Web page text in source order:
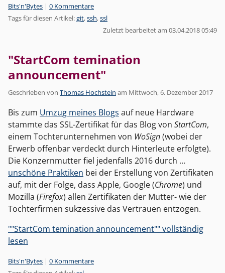
Kategorien:
Bits'n'Bytes | 0 Kommentare
Tags für diesen Artikel:git,ssh,ssl
Zuletzt bearbeitet am 03.04.2018 05:49
"StartCom temination
announcement"
Geschrieben von Thomas Hochstein am Mittwoch, 6. Dezember 2017
Bis zum Umzug meines Blogs auf neue Hardware
stammte das SSL-Zertifikat für das Blog von StartCom,
einem Tochterunternehmen von WoSign(wobei der
Erwerb offenbar verdeckt durch Hinterleute erfolgte).
Die Konzernmutter fiel jedenfalls 2016 durch …
unschöne Praktiken bei der Erstellung von Zertifikaten
auf, mit der Folge, dass Apple, Google (Chrome) und
Mozilla (Firefox) allen Zertifikaten der Mutter- wie der
Tochterfirmen sukzessive das Vertrauen entzogen.
""StartCom temination announcement"" vollständig
lesen
Kategorien:
Bits'n'Bytes | 0 Kommentare